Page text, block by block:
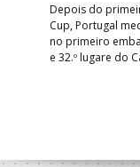
Depois do
Cup, Portugal
no primeiro
e 32.º lugare do